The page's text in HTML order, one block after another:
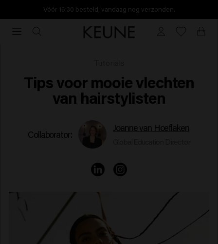
Vóór 16:30 besteld, vandaag nog verzonden.
verzonden.Tips voor mooie vlechten
van hairstylisten
Collaborator:
Joanne van Hoeflaken